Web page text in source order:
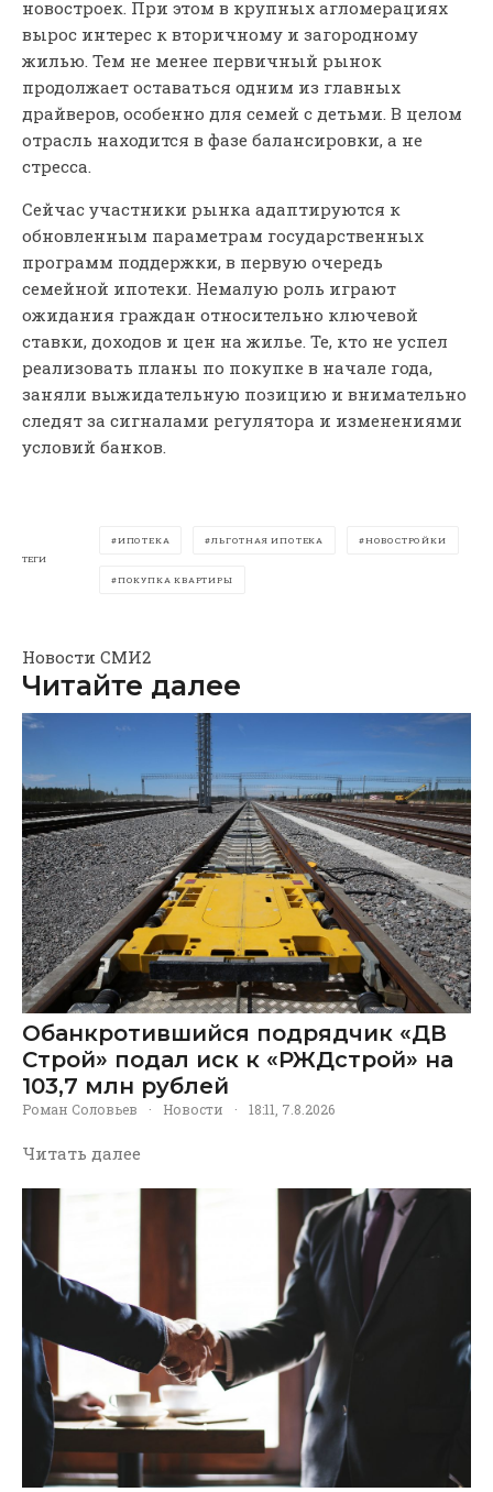
новостроек. При этом в крупных агломерациях
вырос интерес к вторичному и загородному
жилью. Тем не менее первичный рынок
продолжает оставаться одним из главных
драйверов, особенно для семей с детьми. В целом
отрасль находится в фазе балансировки, а не
стресса.
Сейчас участники рынка адаптируются к
обновленным параметрам государственных
программ поддержки, в первую очередь
семейной ипотеки. Немалую роль играют
ожидания граждан относительно ключевой
ставки, доходов и цен на жилье. Те, кто не успел
реализовать планы по покупке в начале года,
заняли выжидательную позицию и внимательно
следят за сигналами регулятора и изменениями
условий банков.
ТЕГИ
ИПОТЕКА ЛЬГОТНАЯ ИПОТЕКА НОВОСТРОЙКИ
ПОКУПКА КВАРТИРЫ
Новости СМИ2
Читайте далее
Обанкротившийся подрядчик «ДВ
Строй» подал иск к «РЖДстрой» на
103,7 млн рублей
Роман Соловьев · Новости · 18:11, 7.8.2026
Читать далее